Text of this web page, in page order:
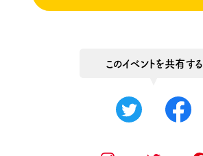
このイベントを共有する